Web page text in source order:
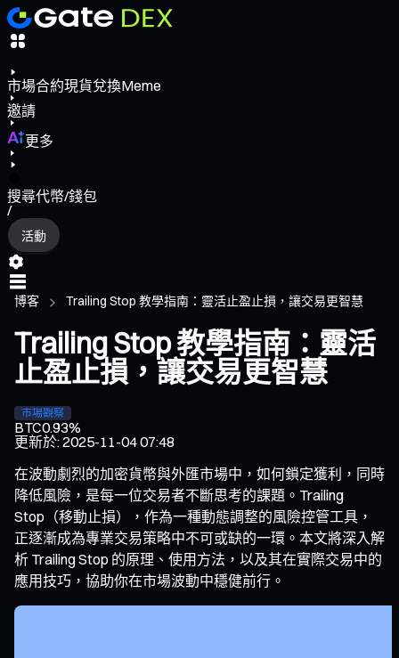
市場合約現貨兌換Meme
邀請
更多
搜尋代幣/錢包
/
活動
博客 Trailing Stop 教學指南：靈活止盈止損，讓交易更智慧
Trailing Stop 教學指南：靈活
止盈止損，讓交易更智慧
市場觀察
BTC0.93%
更新於:2025-11-04 07:48
在波動劇烈的加密貨幣與外匯市場中，如何鎖定獲利，同時
降低風險，是每一位交易者不斷思考的課題。Trailing
Stop（移動止損），作為一種動態調整的風險控管工具，
正逐漸成為專業交易策略中不可或缺的一環。本文將深入解
析 Trailing Stop 的原理、使用方法，以及其在實際交易中的
應用技巧，協助你在市場波動中穩健前行。